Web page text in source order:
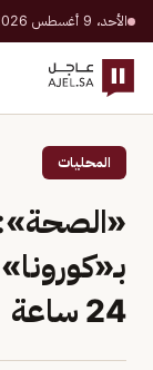
الأحد، 9 أغسطس 2026 · 26 صفر 1448 هـ
المحليات
24 ساعة